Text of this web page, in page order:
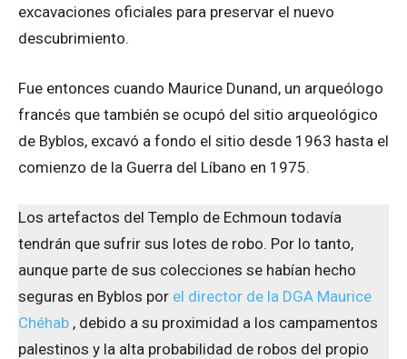
excavaciones oficiales para preservar el nuevo
descubrimiento.
Fue entonces cuando Maurice Dunand, un arqueólogo
francés que también se ocupó del sitio arqueológico
de Byblos, excavó a fondo el sitio desde 1963 hasta el
comienzo de la Guerra del Líbano en 1975.
Los artefactos del Templo de Echmoun todavía
tendrán que sufrir sus lotes de robo. Por lo tanto,
aunque parte de sus colecciones se habían hecho
seguras en Byblos por el director de la DGA Maurice
Chéhab , debido a su proximidad a los campamentos
palestinos y la alta probabilidad de robos del propio